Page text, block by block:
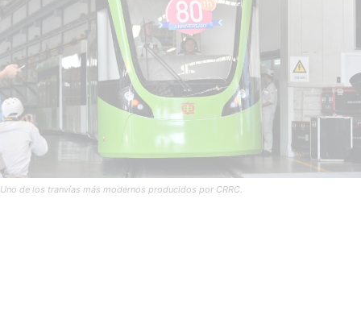
Uno de los tranvías más modernos producidos por CRRC.